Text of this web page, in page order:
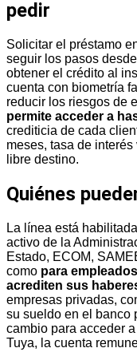
pedir
Solicitar el préstamo
seguir los pasos
obtener el crédito al
cuenta con biometría
reducir los riesgos de
permite acceder a
crediticia de cada
meses, tasa de
libre destino.
Quiénes
La línea está
activo de la
Estado, ECOM,
como para
acrediten sus
empresas privadas,
su sueldo en el banco
cambio para acceder
Tuya, la cuenta